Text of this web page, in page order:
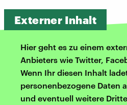
Externer Inhalt
Hier geht es zu einem
Anbieters wie Twitter,
Wenn Ihr diesen Inhalt
personenbezogene Daten
und eventuell weitere